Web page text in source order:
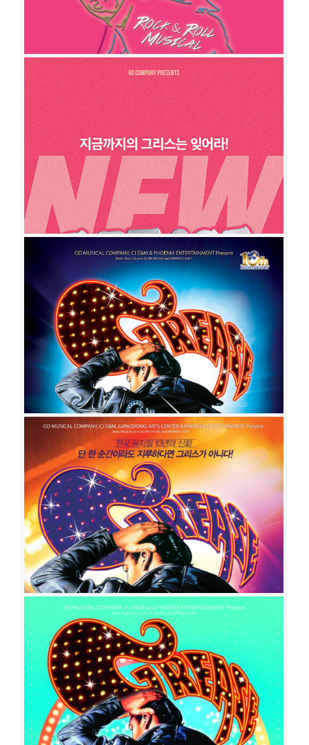
공연일시
2019-11-26 ~ 2020-02-02
공연장
디큐브아트센터 디큐브씨어터
서경수 김태오정대현양서윤한재아박광선임정모허혜진
황우림기세중 이석준김이담이상운이우종배나라 김이후정수지
은
이상아정예주임기홍김대종김현숙이선덕이동욱길하은
정현지
김병영최희재이두령이성은 강민성 김민선최윤호전하영
공연일시
2019-04-30 ~ 2019-08-11
공연장
디큐브아트센터 디큐브씨어터
출연진
서경수 김태오 정세운양서윤한재아박광선
허혜진
황우림기세중 이석준 김이후정수지김이담이상운 이가은
이우
종배나라이상아 정예주이선덕이동욱길하은정현지임기홍
김대종
김현숙김병영이두령강민성최윤호박준형최희재이성은전하영김민
선권수정
그리스
공연일시
2013-10-22 ~ 2014-04-20
공연장
유니플렉스 1관
출연진
정민강민수 이지윤문희라김보선윤준호최미소김용규
신
윤정
이혁석재형 강지혜박현선김예진남궁민희문지수김경식
권세정
김수언